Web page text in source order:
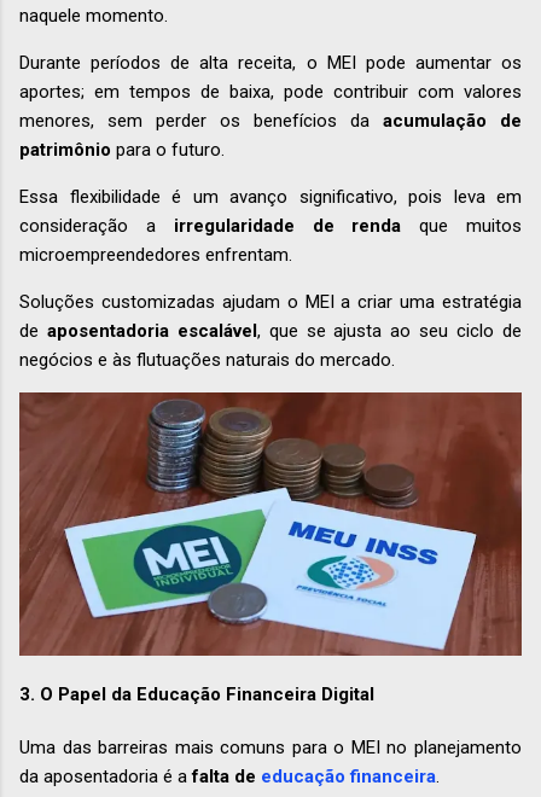
naquele momento.
Durante períodos de alta receita, o MEI pode aumentar os
aportes; em tempos de baixa, pode contribuir com valores
menores, sem perder os benefícios da acumulação de
patrimônio para o futuro.
Essa flexibilidade é um avanço significativo, pois leva em
consideração a irregularidade de renda que muitos
microempreendedores enfrentam.
Soluções customizadas ajudam o MEI a criar uma estratégia
de aposentadoria escalável, que se ajusta ao seu ciclo de
negócios e às flutuações naturais do mercado.
3. O Papel da Educação Financeira Digital
Uma das barreiras mais comuns para o MEI no planejamento
da aposentadoria é afalta de educação financeira.